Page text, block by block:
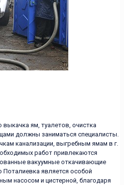
ям, туалетов, очистка
должны заниматься специалисты.
канализации, выгребным ямам в г.
работ привлекаются
вакуумные откачивающие
является особой
насосом и цистерной, благодаря